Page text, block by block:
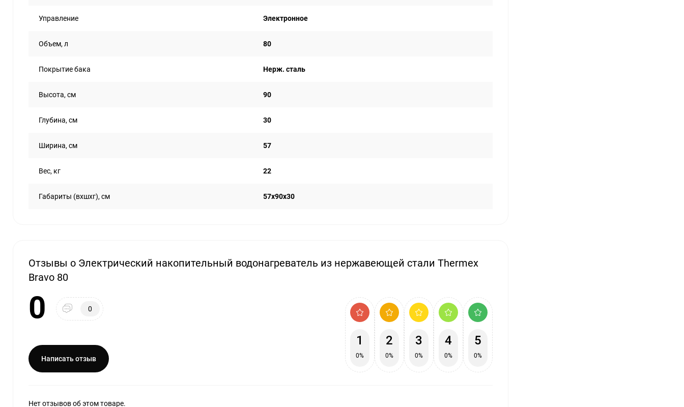
Управление Электронное
Объем, л 80
Покрытие бака Нерж. сталь
Высота, см 90
Глубина, см 30
Ширина, см 57
Вес, кг 22
Габариты (вхшхг), см 57х90х30
Отзывы о Электрический накопительный водонагреватель из нержавеющей стали Thermex
Bravo 80
0 0
Написать отзыв
1
0%
2
0%
3
0%
4
0%
5
0%
Нет отзывов об этом товаре.